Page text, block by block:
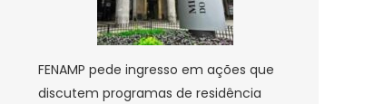
FENAMP pede ingresso em ações que
discutem programas de residência